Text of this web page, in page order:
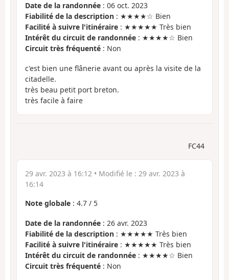
Date de la randonnée : 06 oct. 2023
Fiabilité de la description : ★★★★☆ Bien
Facilité à suivre l'itinéraire : ★★★★★ Très bien
Intérêt du circuit de randonnée : ★★★★☆ Bien
Circuit très fréquenté : Non
c'est bien une flânerie avant ou après la visite de la
citadelle.
très beau petit port breton.
très facile à faire
FC44
29 avr. 2023 à 16:12 • Modifié le : 29 avr. 2023 à
16:14
Note globale : 4.7 / 5
Date de la randonnée : 26 avr. 2023
Fiabilité de la description : ★★★★★ Très bien
Facilité à suivre l'itinéraire : ★★★★★ Très bien
Intérêt du circuit de randonnée : ★★★★☆ Bien
Circuit très fréquenté : Non